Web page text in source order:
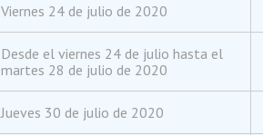
Viernes 24 de julio de 2020
Desde el viernes 24 de julio hasta el
martes 28 de julio de 2020
Jueves 30 de julio de 2020